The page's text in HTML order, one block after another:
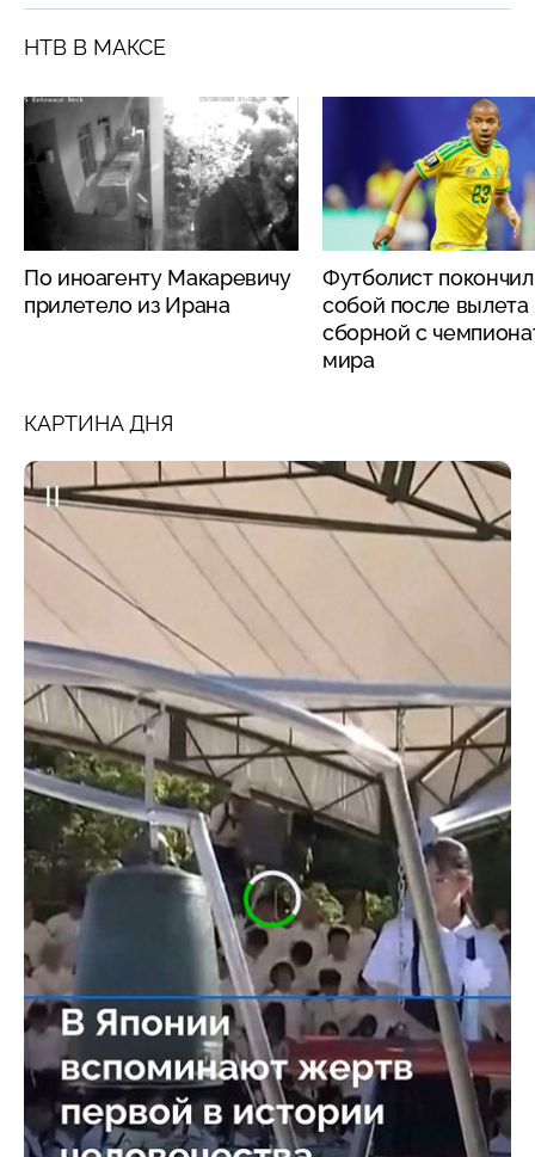
НТВ В МАКСЕ
По иноагенту Макаревичу
прилетело из Ирана
Футболист
собой после вылета
сборной с
мира
КАРТИНА ДНЯ